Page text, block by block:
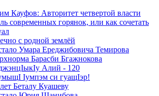
Кауфов: Авторитет четвертой власти
современных горянок, или как сочетать
с родной землёй
Умара Ереджибовича Темирова
Барасби Бгажнокова
Алий - 120
Iумпэм си гуащIэр!
Беталу Куашеву